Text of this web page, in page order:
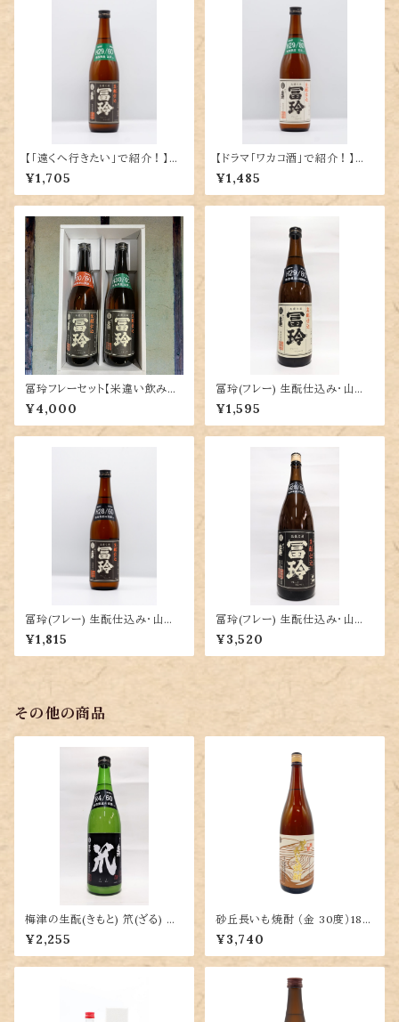
【「遠くへ行きたい」で紹介！】冨
玲(フレー) 生酛仕込・玉栄60％
精米 720ml
¥1,705
【ドラマ「ワカコ酒」で紹介！】冨
玲(フレー) 生酛仕込・玉栄80％
精米 720ml
¥1,485
冨玲フレーセット【米違い飲みく
らべ】
¥4,000
冨玲(フレー) 生酛仕込み・山田
錦80％精米 720ml
¥1,595
冨玲(フレー) 生酛仕込み・山田
錦60％精米 720ml
¥1,815
冨玲(フレー) 生酛仕込み・山田
錦60％精米 1800ml
¥3,520
その他の商品
梅津の生酛(きもと) 笊(ざる) 原
酒（山田錦60％精米）720ml
¥2,255
砂丘長いも焼酎 （金 30度）180
0ml
¥3,740